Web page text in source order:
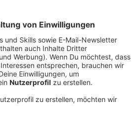
ein umjubeltes Comeback.
Frau schon länger in
auf dem zweiten Abschnitt
denn je. Sein Duett mit
du nicht nein gesagt" (2014),
deutschen Schlagern,